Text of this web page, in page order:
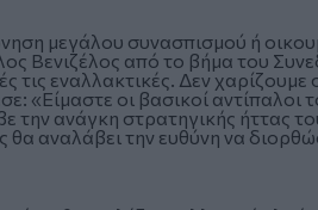
μεγάλου συνασπισμού ή
Βενιζέλος από το βήμα του
τις εναλλακτικές. Δεν
«Είμαστε οι βασικοί
την ανάγκη στρατηγικής ήττας
θα αναλάβει την ευθύνη να